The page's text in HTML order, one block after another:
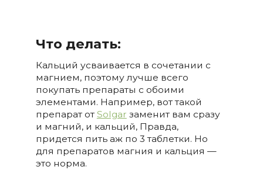
Что делать:
Кальций усваивается в сочетании с
магнием, поэтому лучше всего
покупать препараты с обоими
элементами. Например, вот такой
препарат от Solgar заменит вам сразу
и магний, и кальций, Правда,
придется пить аж по 3 таблетки. Но
для препаратов магния и кальция —
это норма.